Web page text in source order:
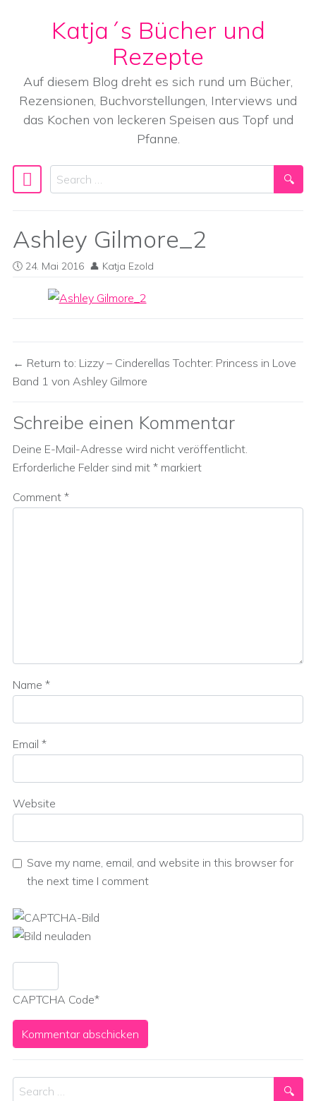
Skip to content
Katja´s Bücher und
Rezepte
Auf diesem Blog dreht es sich rund um Bücher,
Rezensionen, Buchvorstellungen, Interviews und
das Kochen von leckeren Speisen aus Topf und
Pfanne.
Main Navigation
Search
Ashley Gilmore_2
24. Mai 2016 Katja Ezold
Return to: Lizzy – Cinderellas Tochter: Princess in Love
Band 1 von Ashley Gilmore
Schreibe einen Kommentar
Deine E-Mail-Adresse wird nicht veröffentlicht.
Erforderliche Felder sind mit * markiert
Comment *
Name *
Email *
Website
Save my name, email, and website in this browser for
the next time I comment
CAPTCHA Code*
Search